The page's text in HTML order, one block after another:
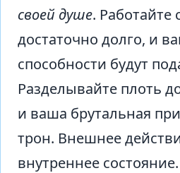
своей душе. Работайте
достаточно долго, и
способности будут
Разделывайте плоть
и ваша брутальная
трон. Внешнее
внутреннее